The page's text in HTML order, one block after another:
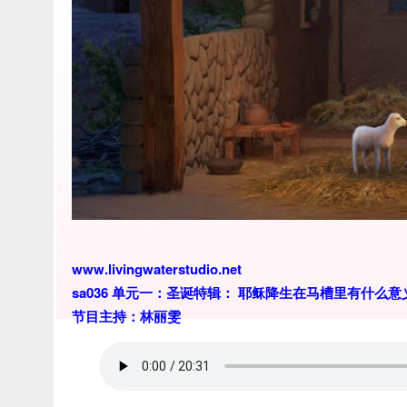
www.livingwaterstudio.net
sa036 单元一：圣诞特辑： 耶稣降生在马槽里有什么意
节目主持：林丽雯